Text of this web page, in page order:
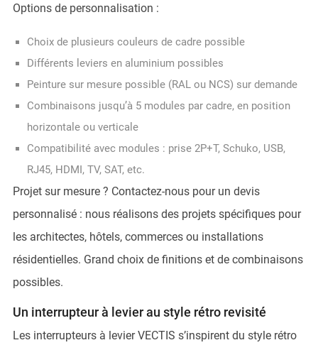
Options de personnalisation :
Choix de plusieurs couleurs de cadre possible
Différents leviers en aluminium possibles
Peinture sur mesure possible (RAL ou NCS) sur demande
Combinaisons jusqu’à 5 modules par cadre, en position
horizontale ou verticale
Compatibilité avec modules : prise 2P+T, Schuko, USB,
RJ45, HDMI, TV, SAT, etc.
Projet sur mesure ? Contactez-nous pour un devis
personnalisé : nous réalisons des projets spécifiques pour
les architectes, hôtels, commerces ou installations
résidentielles. Grand choix de finitions et de combinaisons
possibles.
Un interrupteur à levier au style rétro revisité
Les interrupteurs à levier VECTIS s’inspirent du style rétro